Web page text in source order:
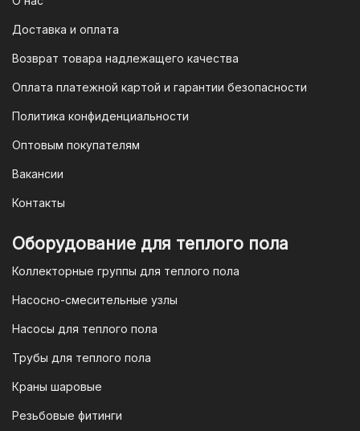
доступен для большинства российских
3. Оплата по QR-коду
— это QR-код. После оформления
заказа мы предоставим вам
уникальный QR-код, который можно
приложении вашего банка. Это быстро,
удобно и безопасно.
юридических лиц
Для наших корпоративных клиентов
мы предлагаем безналичную оплату по
выставим вам счет, который можно
оплатить в течение 3 рабочих дней.
Доставка и оплата
Возврат товара надлежащего качества
Оплата платежной картой и гарантии безопасности
Политика конфиденциальности
Оптовым покупателям
Вакансии
Контакты
Оборудование для теплого пола
Коллекторные группы для теплого пола
Насосно-смесительные узлы
Насосы для теплого пола
Трубы для теплого пола
Краны шаровые
Резьбовые фитинги